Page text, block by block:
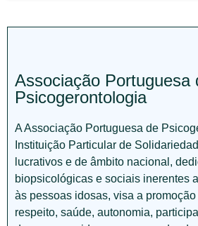
Associação Portuguesa
Psicogerontologia
A Associação Portuguesa de
Instituição Particular de
lucrativos e de âmbito nacional,
biopsicológicas e sociais inerentes
às pessoas idosas, visa a
respeito, saúde, autonomia,